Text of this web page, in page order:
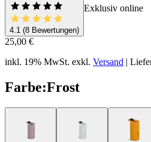
4.1 (8 Bewertungen)
Exklusiv online
25,00 €
inkl. 19% MwSt. exkl. Versand |
Farbe:Frost